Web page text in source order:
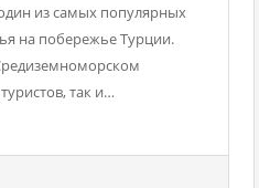
из самых популярных
на побережье Турции.
так и…